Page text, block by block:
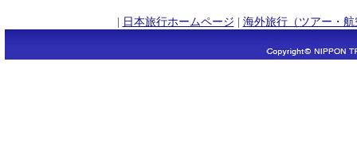
| 日本旅行ホームページ | 海外旅行（ツアー・航